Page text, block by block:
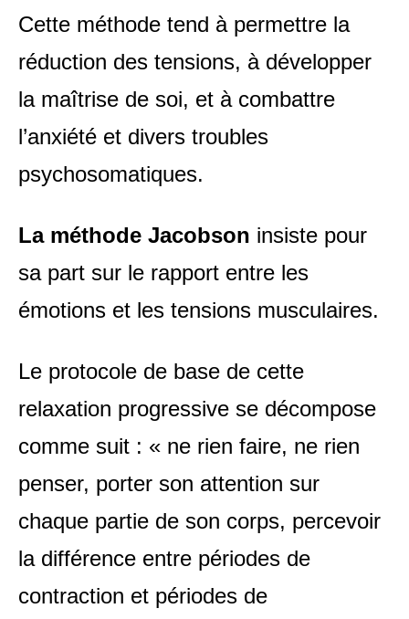
Cette méthode tend à permettre la
réduction des tensions, à développer
la maîtrise de soi, et à combattre
l’anxiété et divers troubles
psychosomatiques.
La méthode Jacobson insiste pour
sa part sur le rapport entre les
émotions et les tensions musculaires.
Le protocole de base de cette
relaxation progressive se décompose
comme suit : « ne rien faire, ne rien
penser, porter son attention sur
chaque partie de son corps, percevoir
la différence entre périodes de
contraction et périodes de